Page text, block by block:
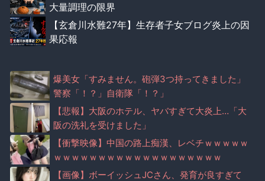
大量調理の限界
【玄倉川水難27年】生存者子女ブログ炎上の因
果応報
爆美女「すみません。砲弾3つ持ってきました」
警察「！？」自衛隊「！？」
【悲報】大阪のホテル、ヤバすぎて大炎上…「大
阪の洗礼を受けました」
【衝撃映像】中国の路上痴漢、レベチｗｗｗｗｗ
ｗｗｗｗｗｗｗｗｗｗｗｗｗｗｗｗｗｗｗ
【画像】ボーイッシュJCさん、発育が良すぎて